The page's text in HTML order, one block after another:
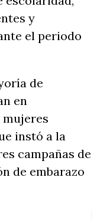
y
el periodo
de
en
mujeres
instó a la
campañas de
de embarazo